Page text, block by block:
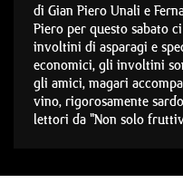
di Gian Piero Unali e
Piero per questo sabato
involtini di asparagi e
economici, gli involtini
gli amici, magari
vino, rigorosamente
lettori da "Non solo